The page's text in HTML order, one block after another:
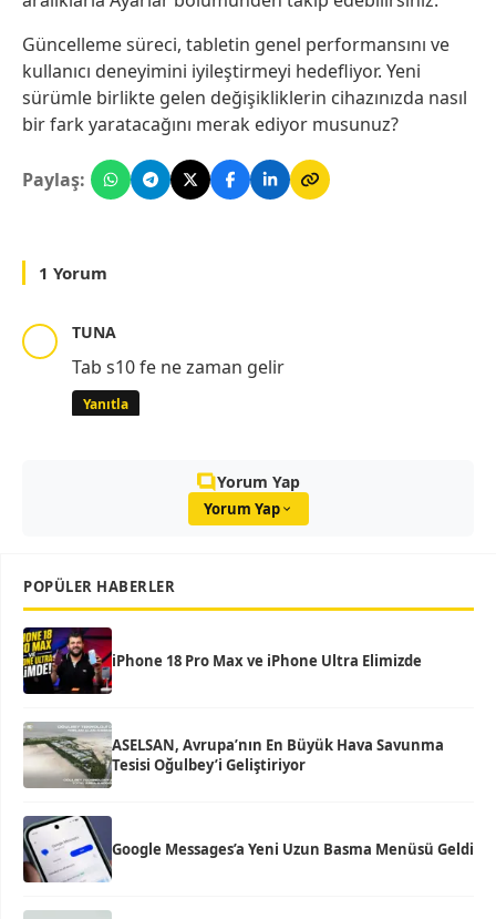
Güncelleme süreci, tabletin genel performansını ve
kullanıcı deneyimini iyileştirmeyi hedefliyor. Yeni
sürümle birlikte gelen değişikliklerin cihazınızda nasıl
bir fark yaratacağını merak ediyor musunuz?
Paylaş:
1 Yorum
TUNA
Tab s10 fe ne zaman gelir
Yanıtla
Yorum Yap
Yorum Yap
POPÜLER HABERLER
iPhone 18 Pro Max ve iPhone Ultra Elimizde
ASELSAN, Avrupa’nın En Büyük Hava Savunma
Tesisi Oğulbey’i Geliştiriyor
Google Messages’a Yeni Uzun Basma Menüsü Geldi